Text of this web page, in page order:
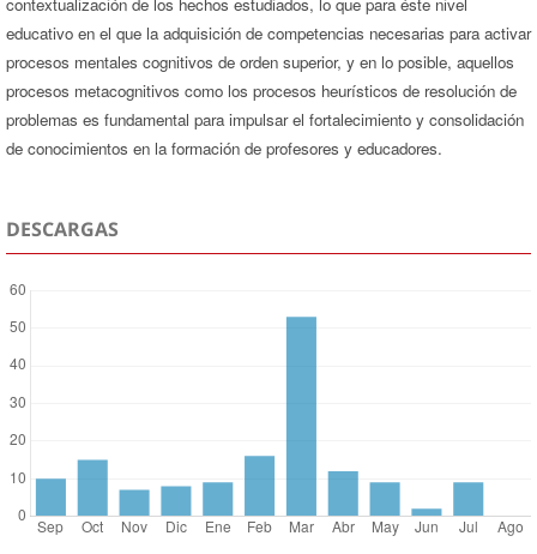
contextualización de los hechos estudiados, lo que para éste nivel
educativo en el que la adquisición de competencias necesarias para activar
procesos mentales cognitivos de orden superior, y en lo posible, aquellos
procesos metacognitivos como los procesos heurísticos de resolución de
problemas es fundamental para impulsar el fortalecimiento y consolidación
de conocimientos en la formación de profesores y educadores.
DESCARGAS